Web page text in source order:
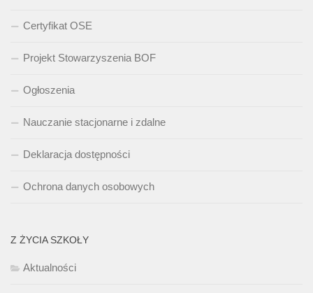
Certyfikat OSE
Projekt Stowarzyszenia BOF
Ogłoszenia
Nauczanie stacjonarne i zdalne
Deklaracja dostępności
Ochrona danych osobowych
Z ŻYCIA SZKOŁY
Aktualności